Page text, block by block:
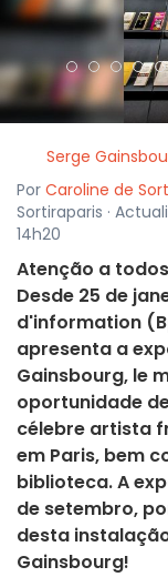
Serge
Por Caroline de
Sortiraparis ·
14h20
Atenção a
Desde 25 de
d'information
apresenta a
Gainsbourg, le
oportunidade
célebre artista
em Paris, bem
biblioteca. A
de setembro,
desta
Gainsbourg!